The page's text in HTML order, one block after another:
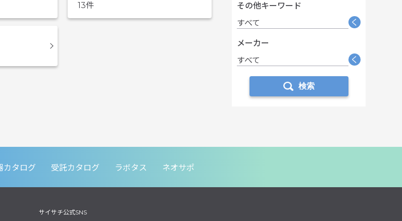
13
その他キーワード
すべて
く
メーカー
すべて
く
検索
カタログ 受託カタログ ラボタス ネオサポ
サイサチ公式SNS